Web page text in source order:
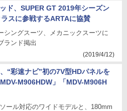
ド、SUPER GT 2019年シーズン
スに参戦するARTAに協賛
シングスーツ、メカニックスーツに
ランド掲出
(2019/4/12)
“彩速ナビ”初の7V型HDパネルを
M906HDW」「MDV-M906H
ール対応のワイドモデルと、180mm